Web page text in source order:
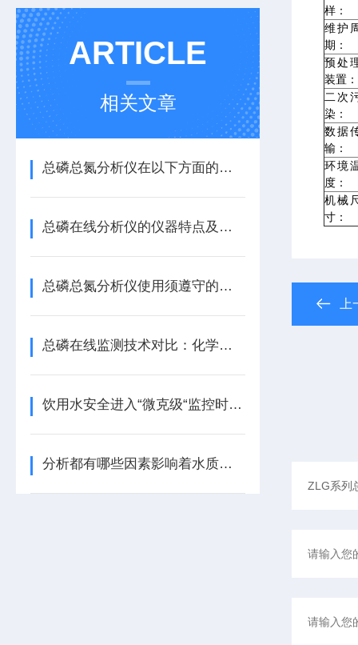
ARTICLE
相关文章
总磷总氮分析仪在以下方面的用途是什么？
总磷在线分析仪的仪器特点及测量原理
总磷总氮分析仪使用须遵守的规泛,大家一定要知晓
总磷在线监测技术对比：化学沉淀法vs生物除磷法的仪表选型
饮用水安全进入“微克级“监控时代 CLG-2060如何重构管网监测标准
分析都有哪些因素影响着水质分析仪测量的准确性
样：
维护
期：
预处
装置：
二次
染：
数据
输：
环境
度：
机械
寸：